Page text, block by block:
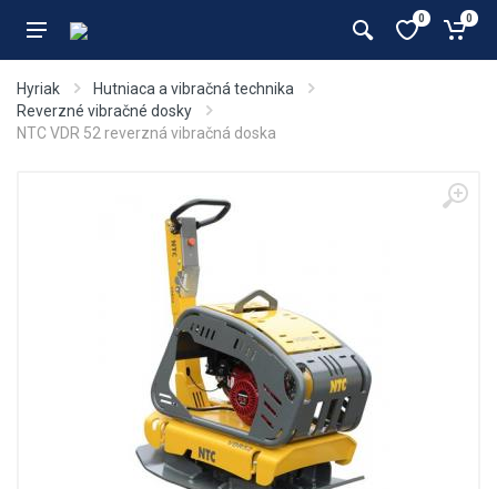
0 0
Hyriak
Hutniaca a vibračná technika
Reverzné vibračné dosky
NTC VDR 52 reverzná vibračná doska